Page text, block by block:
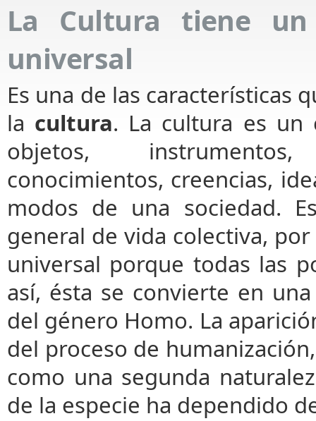
La Cultura tiene un
universal
Es una de las características
la cultura. La cultura es un
objetos,
conocimientos, creencias,
modos de una sociedad.
general de vida colectiva,
universal porque todas las
así, ésta se convierte en
del género Homo. La
del proceso de
como una segunda
de la especie ha dependido